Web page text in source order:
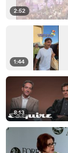
2:52
1:44
8:13